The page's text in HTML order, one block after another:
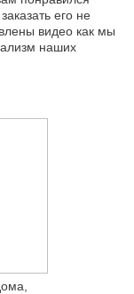
его не
видео как мы
наших